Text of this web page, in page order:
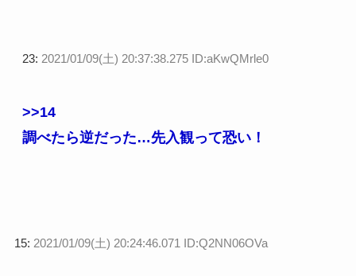
23: 2021/01/09(土) 20:37:38.275 ID:aKwQMrle0
>>14
調べたら逆だった…先入観って恐い！
15: 2021/01/09(土) 20:24:46.071 ID:Q2NN06OVa